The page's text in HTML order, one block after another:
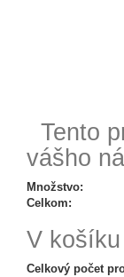
Tento
vášho
Množstvo:
Celkom:
V
Celkový počet